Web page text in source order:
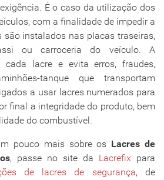
É o caso da utilização dos
com a finalidade de impedir a
são instalados nas placas traseiras,
ou carroceria do veículo. A
cada lacre e evita erros, fraudes,
tanque que transportam
a usar lacres numerados para
final a integridade do produto, bem
do combustível.
pouco mais sobre os Lacres de
, passe no site da Lacrefix para
de lacres de segurança, de